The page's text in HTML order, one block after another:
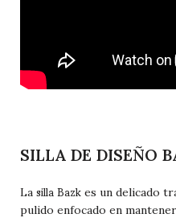
SILLA DE DISEÑO
La silla Bazk es un delicado
pulido enfocado en